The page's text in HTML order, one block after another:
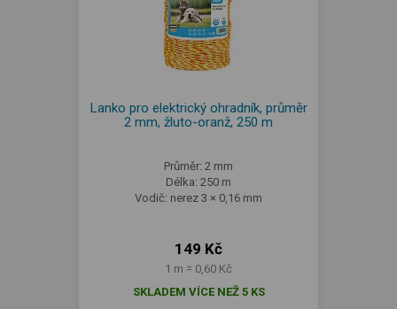
Lanko pro elektrický ohradník, průměr
2 mm, žluto-oranž, 250 m
Průměr: 2 mm
Délka: 250 m
Vodič: nerez 3 × 0,16 mm
149 Kč
1 m = 0,60 Kč
SKLADEM VÍCE NEŽ 5 KS